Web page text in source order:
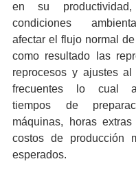
en su
condiciones
afectar el flujo normal
como resultado las
reprocesos y ajustes al
frecuentes lo cual
tiempos de
máquinas, horas
costos de producción
esperados.